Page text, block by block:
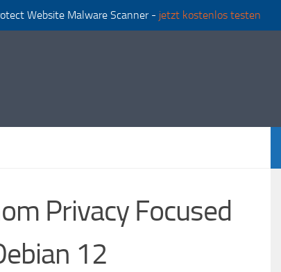
Website Malware Scanner - jetzt kostenlos testen
Privacy Focused
12